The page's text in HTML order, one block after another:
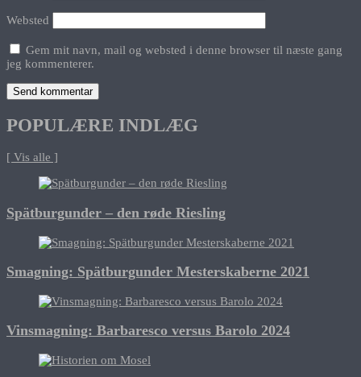
Websted
Gem mit navn, mail og websted i denne browser til næste gang
jeg kommenterer.
POPULÆRE INDLÆG
[ Vis alle ]
Spätburgunder – den røde Riesling
Smagning: Spätburgunder Mesterskaberne 2021
Vinsmagning: Barbaresco versus Barolo 2024